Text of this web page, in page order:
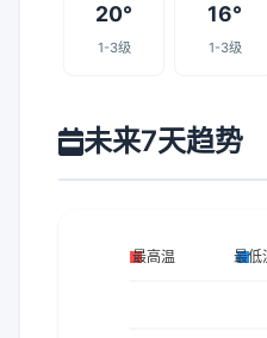
20°
1-3级
16°
1-3级
未来7天趋势